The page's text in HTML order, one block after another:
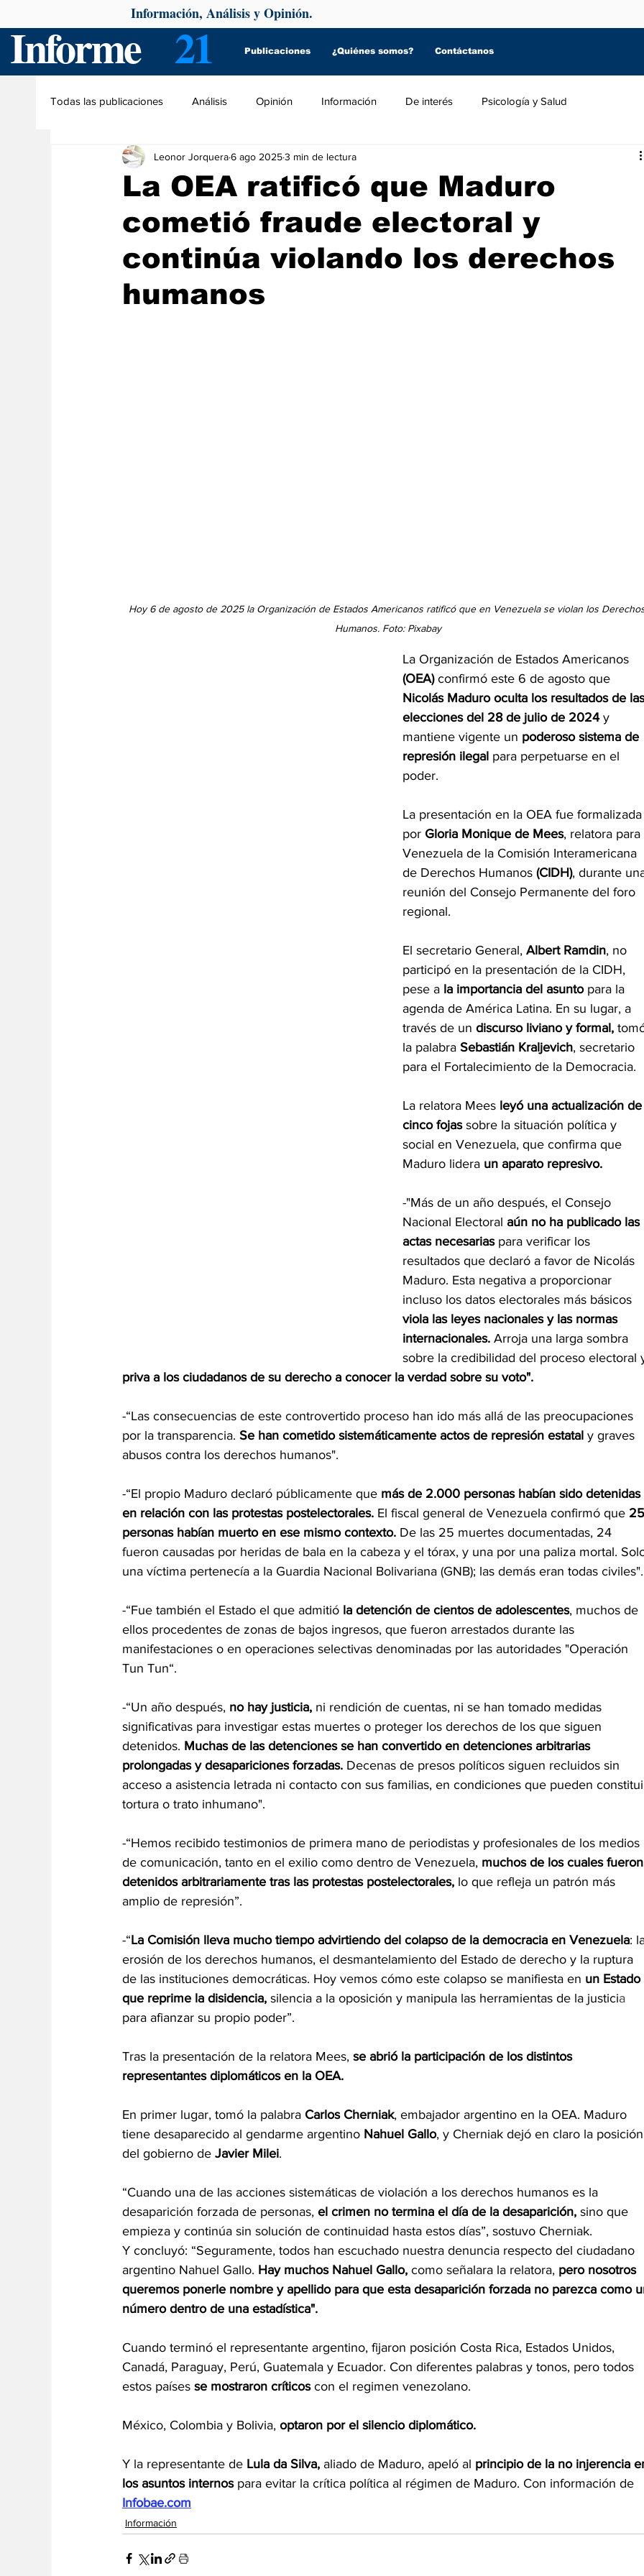
Informe 21 Publicaciones ¿Quiénes somos? Contáctanos
Información, Análisis y Opinión.
Todas las publicaciones Análisis Opinión Información De interés Psicología y Salud
La OEA ratificó que Maduro
cometió fraude electoral y
continúa violando los derechos
humanos
Leonor Jorquera6 ago 20253 min de lectura
Hoy 6 de agosto de 2025 la Organización de Estados Americanos ratificó que en Venezuela se violan los
Humanos. Foto: Pixabay
La Organización de Estados Americanos
(OEA) confirmó este 6 de agosto que
Nicolás Maduro oculta los resultados de
elecciones del 28 de julio de 2024 y
mantiene vigente un poderoso sistema de
represión ilegal para perpetuarse en el
poder.
La presentación en la OEA fue
por Gloria Monique de Mees, relatora para
Venezuela de la Comisión Interamericana
de Derechos Humanos (CIDH), durante
reunión del Consejo Permanente del foro
regional.
El secretario General, Albert Ramdin, no
participó en la presentación de la CIDH,
pese a la importancia del asunto para la
agenda de América Latina. En su lugar, a
través de un discurso liviano y formal,
la palabra Sebastián Kraljevich, secretario
para el Fortalecimiento de la Democracia.
La relatora Mees leyó una actualización
cinco fojas sobre la situación política y
social en Venezuela, que confirma que
Maduro lidera un aparato represivo.
-"Más de un año después, el Consejo
Nacional Electoral aún no ha publicado las
actas necesarias para verificar los
resultados que declaró a favor de Nicolás
Maduro. Esta negativa a proporcionar
incluso los datos electorales más básicos
viola las leyes nacionales y las normas
internacionales. Arroja una larga sombra
sobre la credibilidad del proceso electoral
priva a los ciudadanos de su derecho a conocer la verdad sobre su voto".
-“Las consecuencias de este controvertido proceso han ido más allá de las preocupaciones
por la transparencia. Se han cometido sistemáticamente actos de represión estatal y graves
abusos contra los derechos humanos".
-“El propio Maduro declaró públicamente que más de 2.000 personas habían sido detenidas
en relación con las protestas postelectorales. El fiscal general de Venezuela confirmó que
personas habían muerto en ese mismo contexto. De las 25 muertes documentadas, 24
fueron causadas por heridas de bala en la cabeza y el tórax, y una por una paliza mortal.
una víctima pertenecía a la Guardia Nacional Bolivariana (GNB); las demás eran todas civiles".
-“Fue también el Estado el que admitió la detención de cientos de adolescentes, muchos de
ellos procedentes de zonas de bajos ingresos, que fueron arrestados durante las
manifestaciones o en operaciones selectivas denominadas por las autoridades "Operación
Tun Tun“.
-“Un año después, no hay justicia, ni rendición de cuentas, ni se han tomado medidas
significativas para investigar estas muertes o proteger los derechos de los que siguen
detenidos. Muchas de las detenciones se han convertido en detenciones arbitrarias
prolongadas y desapariciones forzadas. Decenas de presos políticos siguen recluidos sin
acceso a asistencia letrada ni contacto con sus familias, en condiciones que pueden
tortura o trato inhumano".
-“Hemos recibido testimonios de primera mano de periodistas y profesionales de los medios
de comunicación, tanto en el exilio como dentro de Venezuela, muchos de los cuales
detenidos arbitrariamente tras las protestas postelectorales, lo que refleja un patrón más
amplio de represión”.
-“La Comisión lleva mucho tiempo advirtiendo del colapso de la democracia en Venezuela:
erosión de los derechos humanos, el desmantelamiento del Estado de derecho y la ruptura
de las instituciones democráticas. Hoy vemos cómo este colapso se manifiesta en un Estado
que reprime la disidencia, silencia a la oposición y manipula las herramientas de la justicia
para afianzar su propio poder”.
Tras la presentación de la relatora Mees, se abrió la participación de los distintos
representantes diplomáticos en la OEA.
En primer lugar, tomó la palabra Carlos Cherniak, embajador argentino en la OEA. Maduro
tiene desaparecido al gendarme argentino Nahuel Gallo, y Cherniak dejó en claro la
del gobierno de Javier Milei.
“Cuando una de las acciones sistemáticas de violación a los derechos humanos es la
desaparición forzada de personas, el crimen no termina el día de la desaparición, sino que
empieza y continúa sin solución de continuidad hasta estos días”, sostuvo Cherniak.
Y concluyó: “Seguramente, todos han escuchado nuestra denuncia respecto del ciudadano
argentino Nahuel Gallo. Hay muchos Nahuel Gallo, como señalara la relatora, pero nosotros
queremos ponerle nombre y apellido para que esta desaparición forzada no parezca como
número dentro de una estadística".
Cuando terminó el representante argentino, fijaron posición Costa Rica, Estados Unidos,
Canadá, Paraguay, Perú, Guatemala y Ecuador. Con diferentes palabras y tonos, pero todos
estos países se mostraron críticos con el regimen venezolano.
México, Colombia y Bolivia, optaron por el silencio diplomático.
Y la representante de Lula da Silva, aliado de Maduro, apeló al principio de la no injerencia
los asuntos internos para evitar la crítica política al régimen de Maduro. Con información de
Infobae.com
Información